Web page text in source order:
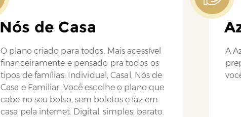
Nós de Casa
O plano criado para todos. Mais acessível
financeiramente e pensado pra todos os
tipos de famílias: Individual, Casal, Nós de
Casa e Familiar. Você escolhe o plano que
cabe no seu bolso, sem boletos e faz em
casa pela internet. Digital, simples, barato.
A